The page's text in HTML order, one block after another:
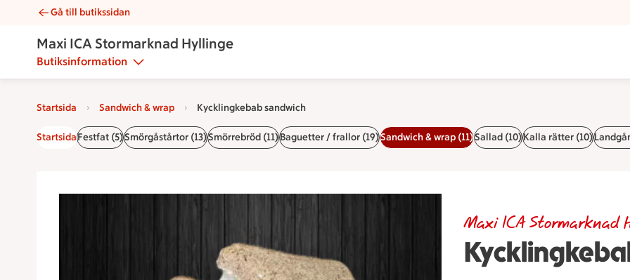
Kycklingkebab sandwich | Catering Maxi ICA Stormarknad Hyllinge
Gå till butikssidan
Maxi ICA Stormarknad Hyllinge
Butiksinformation
Startsida Sandwich & wrap Kycklingkebab sandwich
StartsidaFestfat (5)Smörgåstårtor (13)Smörrebröd (11)Baguetter / frallor (19)Sandwich & wrap (11)Sallad (10)Kalla rätter (10)
Maxi ICA Stormarknad